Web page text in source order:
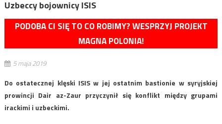
Uzbeccy bojownicy ISIS
PODOBA CI SIĘ TO CO ROBIMY? WESPRZYJ PROJEKT
MAGNA POLONIA!
5 maja 2019
Do ostatecznej klęski ISIS w jej ostatnim bastionie w syryjskiej
prowincji Dair az-Zaur przyczynił się konflikt między grupami
irackimi i uzbeckimi.